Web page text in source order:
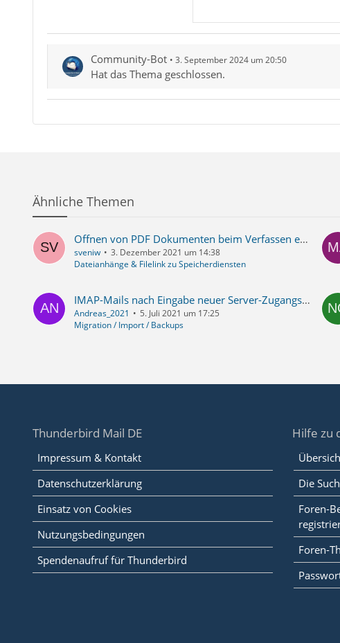
Community-Bot 3. September 2024 um 20:50
Hat das Thema geschlossen.
Ähnliche Themen
Offnen von PDF Dokumenten beim Verfassen einer Nachricht nur im Thunderbird selbst möglich offnet Acrobat nicht
sveniw
3. Dezember 2021 um 14:38
Dateianhänge & Filelink zu Speicherdiensten
IMAP-Mails nach Eingabe neuer Server-Zugangsdaten verschwunden
Andreas_2021
5. Juli 2021 um 17:25
Migration / Import / Backups
Thunderbird Mail DE
Impressum & Kontakt
Datenschutzerklärung
Einsatz von Cookies
Nutzungsbedingungen
Spendenaufruf für Thunderbird
Hilfe zu
Die
Foren-
Foren-